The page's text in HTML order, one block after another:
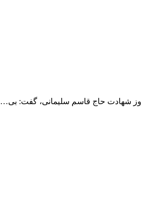
شهادت حاج قاسم سلیمانی، گفت: بی…